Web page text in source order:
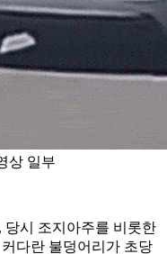
상 일부
당시 조지아주를 비롯한
다란 불덩어리가 초당